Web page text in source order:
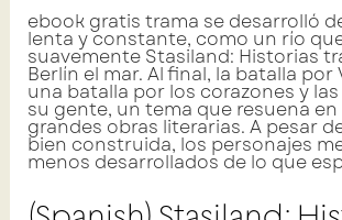
ebook gratis trama se desarrolló
lenta y constante, como un río
suavemente Stasiland: Historias
Berlín el mar. Al final, la batalla por
una batalla por los corazones y
su gente, un tema que resuena
grandes obras literarias. A pesar
bien construida, los personajes
menos desarrollados de lo que